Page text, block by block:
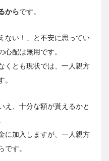
からです。
ない！」と不安に思ってい
心配は無用です。
くとも現状では、一人親方
。
え、十分な額が貰えるかと
に加入しますが、一人親方
です。